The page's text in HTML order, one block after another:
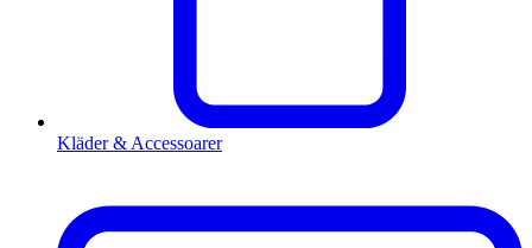
Kläder & Accessoarer